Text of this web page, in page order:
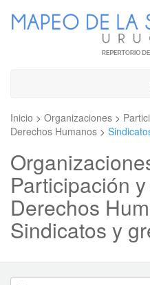
Inicio > Organizaciones >
Derechos Humanos >
Participación
Derechos
Sindicatos y